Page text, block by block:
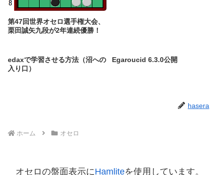
第47回世界オセロ選手権大会、
栗田誠矢九段が2年連続優勝！
edaxで学習させる方法（沼への
入り口）
Egaroucid 6.3.0公開
hasera
ホーム オセロ
オセロの盤面表示にHamliteを使用しています。